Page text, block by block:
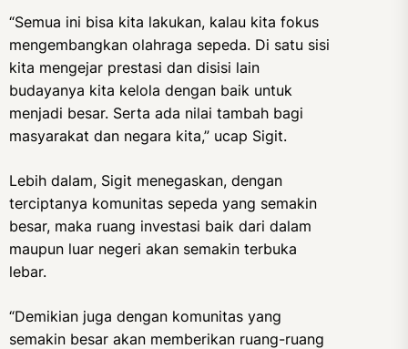
“Semua ini bisa kita lakukan, kalau kita fokus
mengembangkan olahraga sepeda. Di satu sisi
kita mengejar prestasi dan disisi lain
budayanya kita kelola dengan baik untuk
menjadi besar. Serta ada nilai tambah bagi
masyarakat dan negara kita,” ucap Sigit.
Lebih dalam, Sigit menegaskan, dengan
terciptanya komunitas sepeda yang semakin
besar, maka ruang investasi baik dari dalam
maupun luar negeri akan semakin terbuka
lebar.
“Demikian juga dengan komunitas yang
semakin besar akan memberikan ruang-ruang